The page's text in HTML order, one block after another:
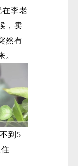
李老
，卖
然有
。
到5